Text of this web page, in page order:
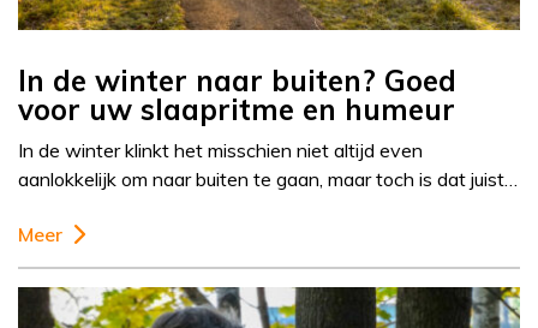
In de winter naar buiten? Goed
voor uw slaapritme en humeur
In de winter klinkt het misschien niet altijd even
aanlokkelijk om naar buiten te gaan, maar toch is dat juist…
Meer